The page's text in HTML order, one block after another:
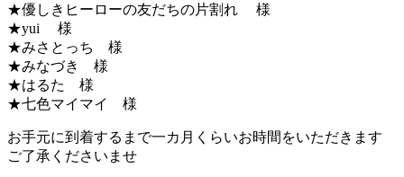
★優しきヒーローの友だちの片割れ 様
★yui 様
★みさとっち 様
★みなづき 様
★はるた 様
★七色マイマイ 様
お手元に到着するまで一カ月くらいお時間をいただきます
ご了承くださいませ